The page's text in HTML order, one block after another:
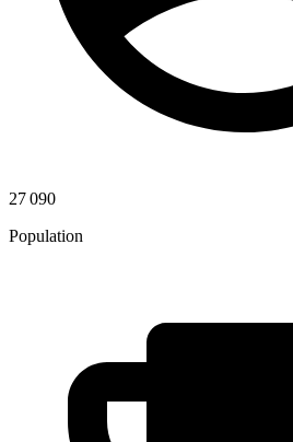
27 090
Population